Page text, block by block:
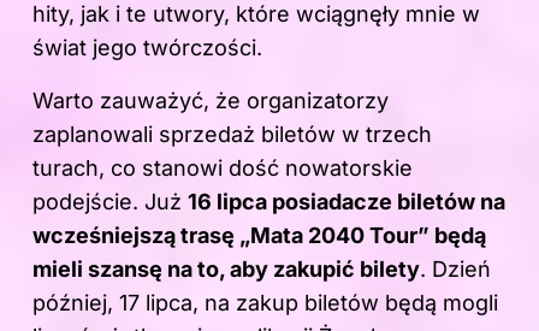
hity, jak i te utwory, które wciągnęły mnie w
świat jego twórczości.
Warto zauważyć, że organizatorzy
zaplanowali sprzedaż biletów w trzech
turach, co stanowi dość nowatorskie
podejście. Już 16 lipca posiadacze biletów na
wcześniejszą trasę „Mata 2040 Tour” będą
mieli szansę na to, aby zakupić bilety. Dzień
później, 17 lipca, na zakup biletów będą mogli